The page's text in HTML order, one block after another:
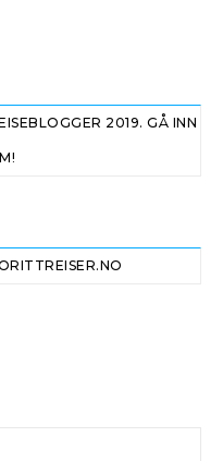
2019. GÅ INN